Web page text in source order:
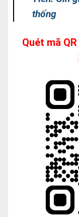
thống
Quét mã